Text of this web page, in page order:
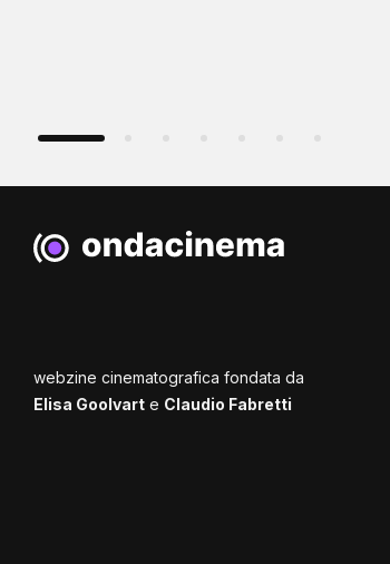
webzine cinematografica fondata da
Elisa Goolvart e Claudio Fabretti